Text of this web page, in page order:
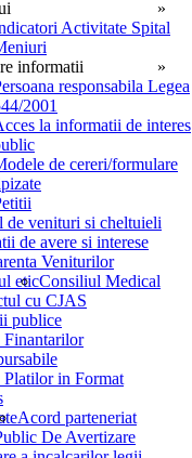
Activitate Spital
informatii
responsabila Legea
2001
la informatii de interes
de cereri/formulare
de venituri si cheltuieli
de avere si interese
Veniturilor
eticConsiliul Medical
cu CJAS
publice
Finantarilor
Platilor in Format
Acord parteneriat
De Avertizare